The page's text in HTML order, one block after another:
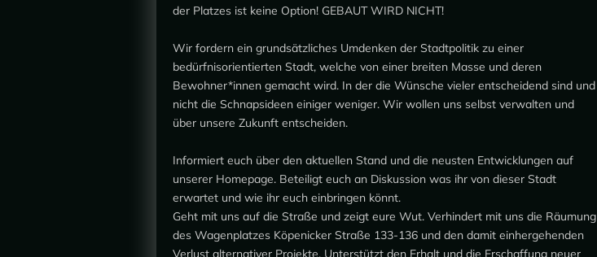
der Platzes ist keine Option! GEBAUT WIRD NICHT!
Wir fordern ein grundsätzliches Umdenken der Stadtpolitik zu einer
bedürfnisorientierten Stadt, welche von einer breiten Masse und deren
Bewohner*innen gemacht wird. In der die Wünsche vieler entscheidend sind und
nicht die Schnapsideen einiger weniger. Wir wollen uns selbst verwalten und
über unsere Zukunft entscheiden.
Informiert euch über den aktuellen Stand und die neusten Entwicklungen auf
unserer Homepage. Beteiligt euch an Diskussion was ihr von dieser Stadt
erwartet und wie ihr euch einbringen könnt.
Geht mit uns auf die Straße und zeigt eure Wut. Verhindert mit uns die Räumung
des Wagenplatzes Köpenicker Straße 133-136 und den damit einhergehenden
Verlust alternativer Projekte. Unterstützt den Erhalt und die Erschaffung neuer